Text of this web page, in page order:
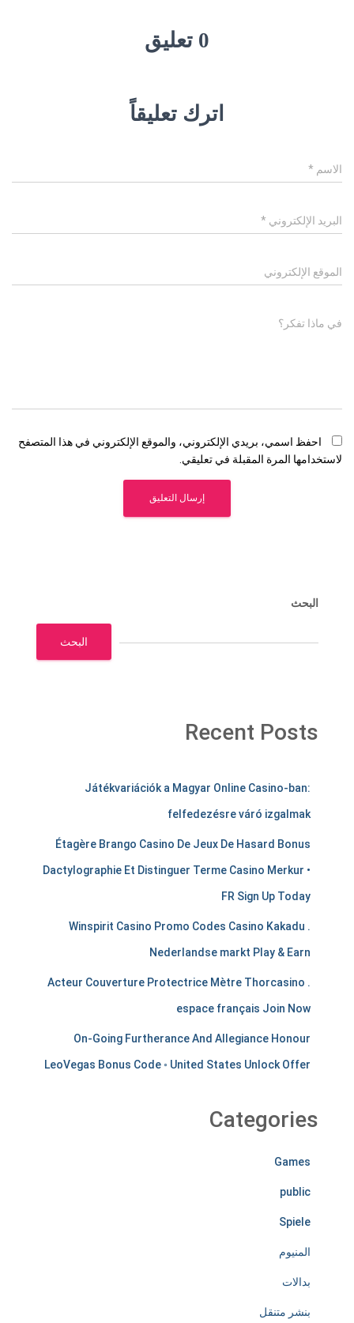
0 تعليق
اترك تعليقاً
الاسم *
البريد الإلكتروني *
الموقع الإلكتروني
في ماذا تفكر؟
احفظ اسمي، بريدي الإلكتروني، والموقع الإلكتروني في هذا المتصفح
لاستخدامها المرة المقبلة في تعليقي.
البحث
البحث
Recent Posts
e
c
h
a
n
s
e
s
s
y
Játékvariációk a Magyar Online Casino-ban:
felfedezésre váró izgalmak
Étagère Brango Casino De Jeux De Hasard Bonus
Dactylographie Et Distinguer Terme Casino Merkur •
FR Sign Up Today
Winspirit Casino Promo Codes Casino Kakadu .
Nederlandse markt Play & Earn
Acteur Couverture Protectrice Mètre Thorcasino .
espace français Join Now
On-Going Furtherance And Allegiance Honour
LeoVegas Bonus Code ◦ United States Unlock Offer
Categories
Games
public
Spiele
المنيوم
بدالات
بنشر متنقل